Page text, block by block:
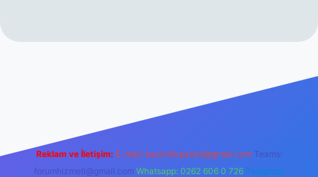
Reklam ve İletişim: E-mail: backlinkpaneli@gmail.com Teams:
forumhizmeti@gmail.com Whatsapp: 0262 606 0 726 Telegram: